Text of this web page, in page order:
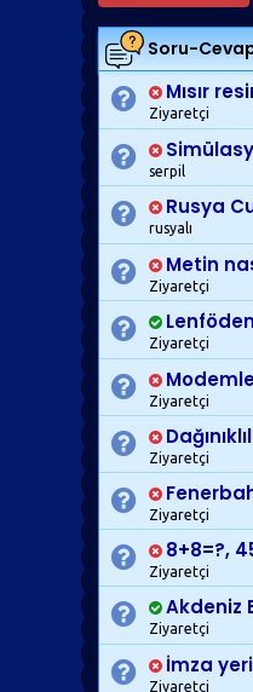
Soru-
Mısır
Ziyaretçi
serpil
Rusya
rusyalı
Metin
Ziyaretçi
Ziyaretçi
Ziyaretçi
Ziyaretçi
Ziyaretçi
8+8=?,
Ziyaretçi
Akdeniz
Ziyaretçi
İmza
Ziyaretçi